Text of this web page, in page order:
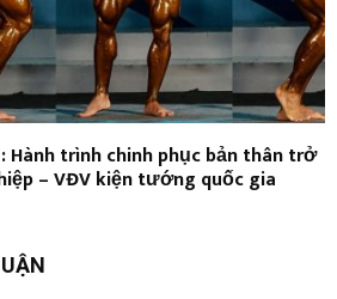
Hành trình chinh phục bản thân trở
– VĐV kiện tướng quốc gia